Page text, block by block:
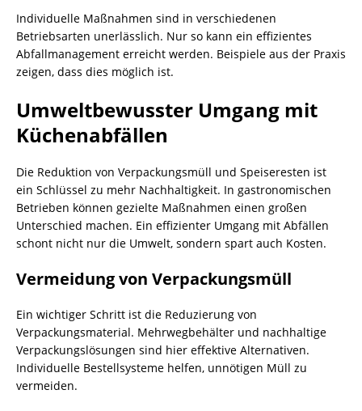
Individuelle Maßnahmen sind in verschiedenen
Betriebsarten unerlässlich. Nur so kann ein effizientes
Abfallmanagement erreicht werden. Beispiele aus der Praxis
zeigen, dass dies möglich ist.
Umweltbewusster Umgang mit
Küchenabfällen
Die Reduktion von Verpackungsmüll und Speiseresten ist
ein Schlüssel zu mehr Nachhaltigkeit. In gastronomischen
Betrieben können gezielte Maßnahmen einen großen
Unterschied machen. Ein effizienter Umgang mit Abfällen
schont nicht nur die Umwelt, sondern spart auch Kosten.
Vermeidung von Verpackungsmüll
Ein wichtiger Schritt ist die Reduzierung von
Verpackungsmaterial. Mehrwegbehälter und nachhaltige
Verpackungslösungen sind hier effektive Alternativen.
Individuelle Bestellsysteme helfen, unnötigen Müll zu
vermeiden.